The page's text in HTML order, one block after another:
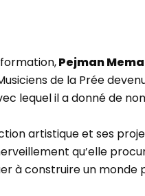
Pejman
de la Prée
lequel il a donné de
artistique et ses
qu’elle
à construire un monde